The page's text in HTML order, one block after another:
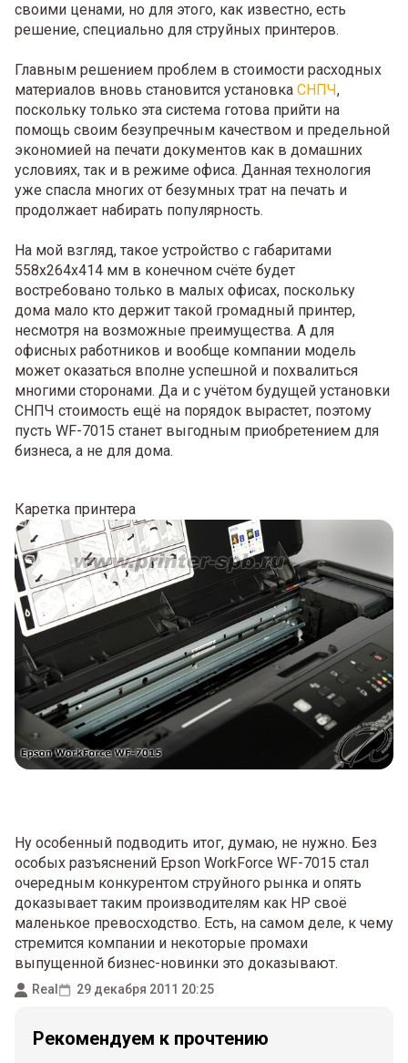
своими ценами, но для этого, как известно, есть
решение, специально для струйных принтеров.
Главным решением проблем в стоимости расходных
материалов вновь становится установка СНПЧ,
поскольку только эта система готова прийти на
помощь своим безупречным качеством и предельной
экономией на печати документов как в домашних
условиях, так и в режиме офиса. Данная технология
уже спасла многих от безумных трат на печать и
продолжает набирать популярность.
На мой взгляд, такое устройство с габаритами
558x264x414 мм в конечном счёте будет
востребовано только в малых офисах, поскольку
дома мало кто держит такой громадный принтер,
несмотря на возможные преимущества. А для
офисных работников и вообще компании модель
может оказаться вполне успешной и похвалиться
многими сторонами. Да и с учётом будущей установки
СНПЧ стоимость ещё на порядок вырастет, поэтому
пусть WF-7015 станет выгодным приобретением для
бизнеса, а не для дома.
Каретка принтера
Ну особенный подводить итог, думаю, не нужно. Без
особых разъяснений Epson WorkForce WF-7015 стал
очередным конкурентом струйного рынка и опять
доказывает таким производителям как HP своё
маленькое превосходство. Есть, на самом деле, к чему
стремится компании и некоторые промахи
выпущенной бизнес-новинки это доказывают.
Real 29 декабря 2011 20:25
Рекомендуем к прочтению